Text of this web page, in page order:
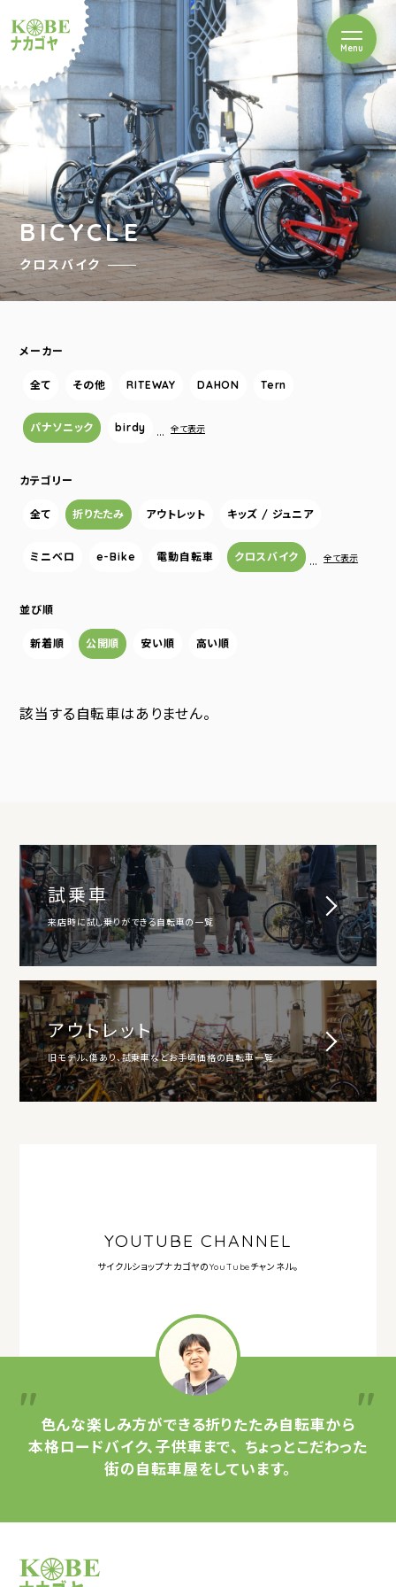
ルショップナカゴヤ
Menuを開閉
BICYCLE
クロスバイク
メーカー
全て その他 RITEWAY DAHON Tern
パナソニック birdy … 全て表示
カテゴリー
全て 折りたたみ アウトレット キッズ / ジュニア
ミニベロ e-Bike 電動自転車 クロスバイク … 全て表示
並び順
新着順 公開順 安い順 高い順
該当する自転車はありません。
試乗車
来店時に試し乗りができる自転車の一覧
アウトレット
旧モデル、傷あり、試乗車などお手頃価格の自転車一覧
YOUTUBE CHANNEL
サイクルショップナカゴヤのYouTubeチャンネル。
色んな楽しみ方ができる折りたたみ自転車から
本格ロードバイク、子供車まで、 ちょっとこだわった
街の自転車屋をしています。
サイクルショップナカゴヤ